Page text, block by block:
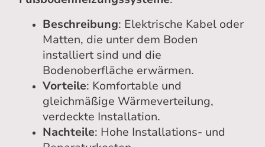
Beschreibung: Elektrische Kabel oder
Matten, die unter dem Boden
installiert sind und die
Bodenoberfläche erwärmen.
Vorteile: Komfortable und
gleichmäßige Wärmeverteilung,
verdeckte Installation.
Nachteile: Hohe Installations- und